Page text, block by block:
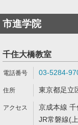
市進学院
千住大橋教室
03-5284-
東京都足立
京成本線
JR常磐線(